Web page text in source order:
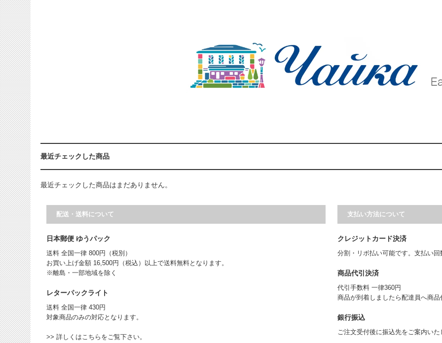
最近チェックした商品
最近チェックした商品はまだありません。
配送・送料について
日本郵便 ゆうパック
送料 全国一律 800円（税別）
お買い上げ金額 16,500円（税込）以上で送料無料となります。
※離島・一部地域を除く
レターパックライト
送料 全国一律 430円
対象商品のみの対応となります。
>> 詳しくはこちらをご覧下さい。
支払い方法について
クレジットカード決済
分割・リボ払い可能です。支払い
商品代引決済
代引手数料 一律360円
商品が到着しましたら配達員へ商
銀行振込
ご注文受付後に振込先をご案内い